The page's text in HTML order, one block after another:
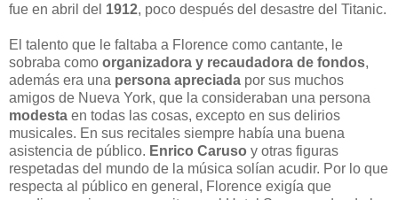
fue en abril del 1912, poco después del desastre del Titanic.
El talento que le faltaba a Florence como cantante, le
sobraba como organizadora y recaudadora de fondos,
además era una persona apreciada por sus muchos
amigos de Nueva York, que la consideraban una persona
modesta en todas las cosas, excepto en sus delirios
musicales. En sus recitales siempre había una buena
asistencia de público. Enrico Caruso y otras figuras
respetadas del mundo de la música solían acudir. Por lo que
respecta al público en general, Florence exigía que